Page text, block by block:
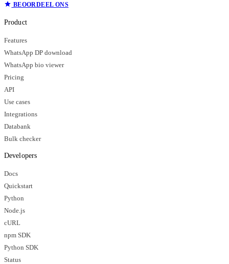
BEOORDEEL ONS
Product
Features
WhatsApp DP download
WhatsApp bio viewer
Pricing
API
Use cases
Integrations
Databank
Bulk checker
Developers
Docs
Quickstart
Python
Node.js
cURL
npm SDK
Python SDK
Status